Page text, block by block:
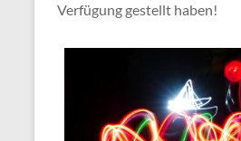
Verfügung gestellt haben!